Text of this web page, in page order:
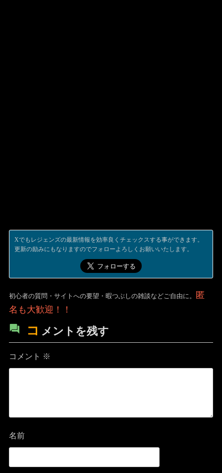
Xでもレジェンズの最新情報を効率良くチェックスする事ができます。
更新の励みにもなりますのでフォローよろしくお願いいたします。
初心者の質問・サイトへの要望・暇つぶしの雑談などご自由に。
匿
名も大歓迎！！
コ メントを残す
コメント ※
名前